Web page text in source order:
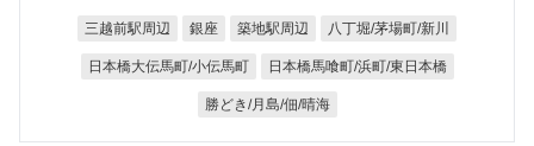
三越前駅周辺 銀座 築地駅周辺 八丁堀/茅場町/新川
日本橋大伝馬町/小伝馬町 日本橋馬喰町/浜町/東日本橋
勝どき/月島/佃/晴海